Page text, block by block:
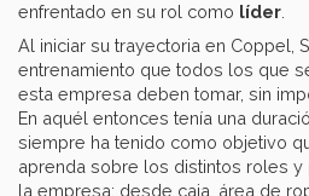
enfrentado en su rol como líder
Al iniciar su trayectoria en Coppel,
entrenamiento que todos los que
esta empresa deben tomar, sin
En aquél entonces tenía una
siempre ha tenido como objetivo
aprenda sobre los distintos roles
la empresa: desde caja, área de